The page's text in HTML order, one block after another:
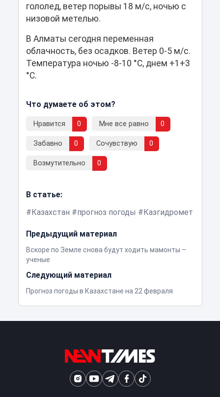
гололед, ветер порывы 18 м/с, ночью с
низовой метелью.
В Алматы сегодня переменная
облачность, без осадков. Ветер 0-5 м/с.
Температура ночью -8-10 °С, днем +1+3
°С.
Что думаете об этом?
Нравится 0 Мне все равно 0
Забавно 0 Сочувствую 0
Возмутительно 0
В статье:
Казахстан
прогноз погоды Казгидромет
Предыдущий материал
Вскоре по Земле снова будут ходить мамонты –
ученые
Следующий материал
Прогноз погоды в Казахстане на 22 февраля